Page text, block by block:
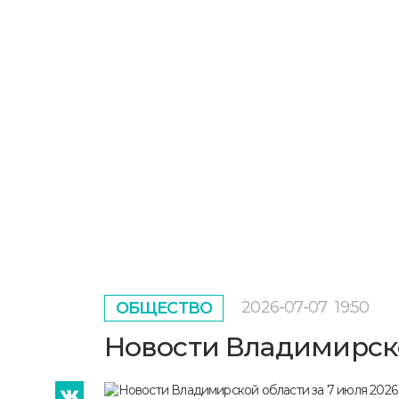
ОБЩЕСТВО 2026-07-07 19:50
Новости